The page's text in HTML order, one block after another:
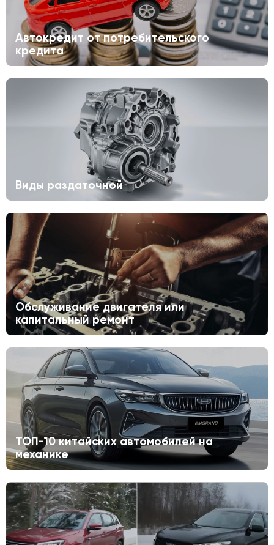
Автокредит от потребительского
кредита
Виды раздаточной
Обслуживание двигателя или
капитальный ремонт
ТОП-10 китайских автомобилей на
механике